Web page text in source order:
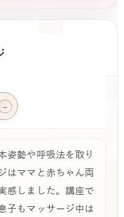
→
姿勢や呼吸法を取り
はママと赤ちゃん両
感しました。講座で
子もマッサージ中は